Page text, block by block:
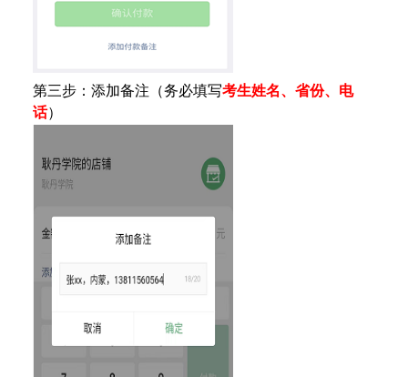
第三步：添加备注（务必填写考生姓名、 省份、 电
话）